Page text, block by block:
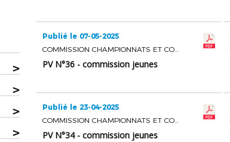
>
>
>
>
Publié le 07-05-2025
COMMISSION CHAMPIONNATS ET COUPES JEUNES
PV N°36 - commission jeunes
Publié le 23-04-2025
COMMISSION CHAMPIONNATS ET COUPES JEUNES
PV N°34 - commission jeunes